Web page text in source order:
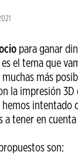
para ganar
es el tema que
más
la impresión 3D
hemos intentado
a tener en
son: